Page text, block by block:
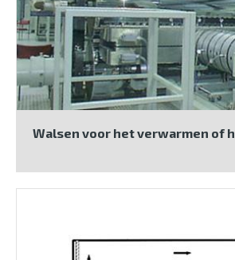
Walsen voor het verwarmen of